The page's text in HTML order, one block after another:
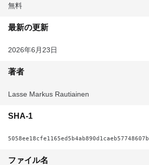
無料
最新の更新
2026年6月23日
著者
Lasse Markus Rautiainen
SHA-1
5058ee18cfe1165ed5b4ab890d1caeb57748607b
ファイル名